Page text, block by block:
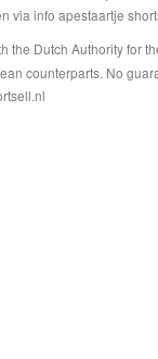
via info apestaartje
the Dutch Authority for
counterparts. No